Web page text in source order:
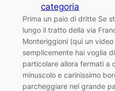
categoria
Prima un paio di dritte Se
lungo il tratto della via
Monteriggioni (qui un
semplicemente hai voglia
particolare allora fermati a
minuscolo e carinissimo
parcheggiare nel grande